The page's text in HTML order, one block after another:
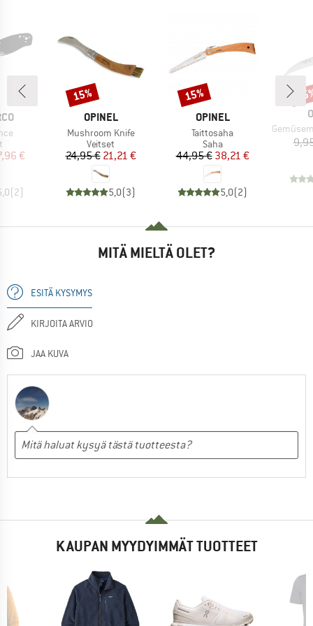
hinta
€
(2)
MERKKI
OPINEL
Tuote
Mushroom Knife
Tuoteryhmä
Veitset
Hinta
24,95 €Alennettu hinta
21,21 €
5,0(3)
Alennus
15%
MERKKI
OPINEL
Tuote
Taittosaha
Tuoteryhmä
Saha
Hinta
44,95 €Alennettu hinta
38,21 €
5,0(2)
Alennus
15%
Tuote
MITÄ MIELTÄ OLET?
ESITÄ KYSYMYS
KIRJOITA ARVIO
JAA KUVA
KAUPAN MYYDYIMMÄT TUOTTEET